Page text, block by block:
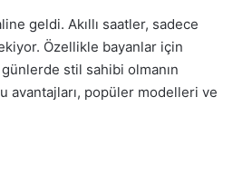
geldi. Akıllı saatler, sadece
Özellikle bayanlar için
stil sahibi olmanın
avantajları, popüler modelleri ve